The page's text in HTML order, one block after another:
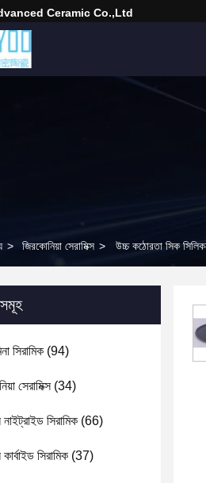
Ceramic Co.,Ltd
> জিরকোনিয়া সেরামিক্স > উচ্চ কঠোরতা সিক
সিরামিক (94)
সেরামিক্স(34)
সিরামিক (66)
সিরামিক (37)